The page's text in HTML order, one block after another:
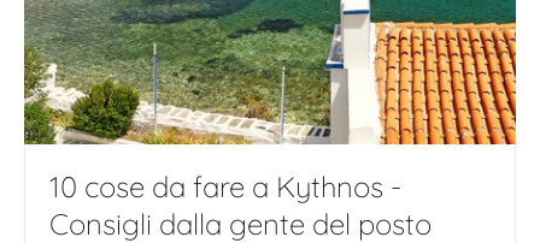
10 cose da fare a Kythnos -
Consigli dalla gente del posto